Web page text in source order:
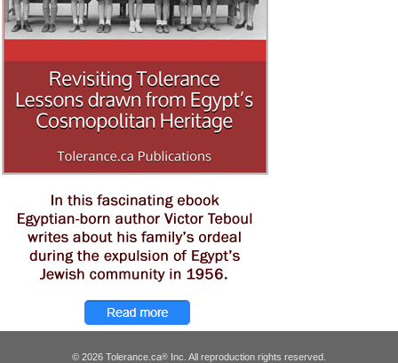
© 2026 Tolerance.ca® Inc. All reproduction rights reserved.